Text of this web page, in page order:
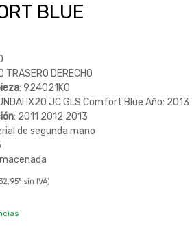
BLUE
TRASERO DERECHO
: 924021K0
IX20 JC GLS Comfort Blue Año: 2013
: 2011 2012 2013
de segunda mano
€